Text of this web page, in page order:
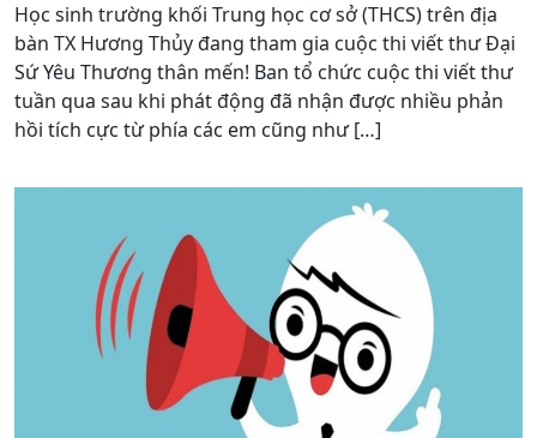
Học sinh trường khối Trung học cơ sở (THCS) trên địa
bàn TX Hương Thủy đang tham gia cuộc thi viết thư Đại
Sứ Yêu Thương thân mến! Ban tổ chức cuộc thi viết thư
tuần qua sau khi phát động đã nhận được nhiều phản
hồi tích cực từ phía các em cũng như […]